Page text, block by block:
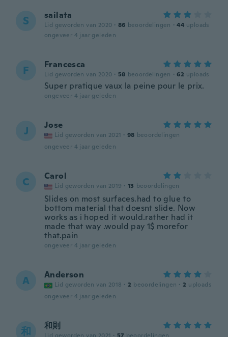
S sailata
Lid geworden van 2020 · 86 beoordelingen · 44 uploads
ongeveer 4 jaar geleden
F Francesca
Lid geworden van 2020 · 58 beoordelingen · 62 uploads
Super pratique vaux la peine pour le prix.
ongeveer 4 jaar geleden
J Jose
Lid geworden van 2021 · 98 beoordelingen
ongeveer 4 jaar geleden
C Carol
Lid geworden van 2019 · 13 beoordelingen
Slides on most surfaces.had to glue to
bottom material that doesnt slide. Now
works as i hoped it would.rather had it
made that way .would pay 1$ morefor
that.pain
ongeveer 4 jaar geleden
A Anderson
Lid geworden van 2018 · 2 beoordelingen · 2 uploads
ongeveer 4 jaar geleden
和 和則